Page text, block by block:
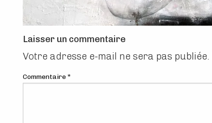
Laisser un commentaire
Votre adresse e-mail ne sera pas publiée.
Commentaire*